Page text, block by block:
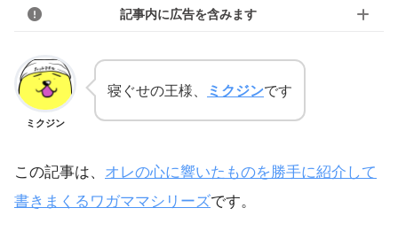
記事内に広告を含みます
ミクジン
寝ぐせの王様、 ミクジンです
この記事は、 オレの心に響いたものを勝手に紹介して
書きまくるワガママシリーズです。